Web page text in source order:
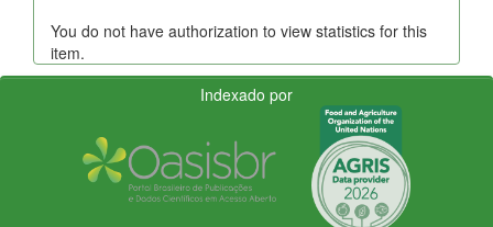
You do not have authorization to view statistics for this
item.
Indexado por